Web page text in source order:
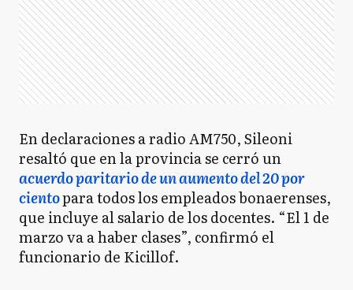
En declaraciones a radio AM750, Sileoni
resaltó que en la provincia se cerró un
acuerdo paritario de un aumento del 20 por
cientopara todos los empleados bonaerenses,
que incluye al salario de los docentes. “El 1 de
marzo va a haber clases”, confirmó el
funcionario de Kicillof.